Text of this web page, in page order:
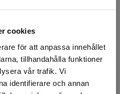
cookies
för att anpassa innehållet
tillhandahålla funktioner
vår trafik. Vi
identifierare och annan
Hellström
i matematik och
av undervisning i